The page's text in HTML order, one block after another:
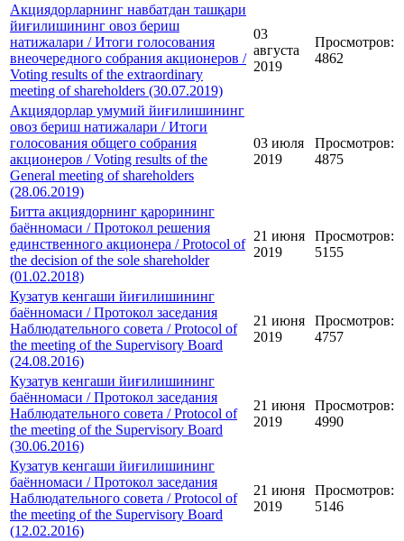
Акциядорларнинг навбатдан ташқари
йиғилишининг овоз бериш
натижалари / Итоги голосования
внеочередного собрания акционеров /
Voting results of the extraordinary
meeting of shareholders (30.07.2019)
03
августа
2019
Просмотров:
4862
Акциядорлар умумий йиғилишининг
овоз бериш натижалари / Итоги
голосования общего собрания
акционеров / Voting results of the
General meeting of shareholders
(28.06.2019)
03 июля
2019
Просмотров:
4875
Битта акциядорнинг қарорининг
баённомаси / Протокол решения
единственного акционера / Protocol of
the decision of the sole shareholder
(01.02.2018)
21 июня
2019
Просмотров:
5155
Кузатув кенгаши йиғилишининг
баённомаси / Протокол заседания
Наблюдательного совета / Protocol of
the meeting of the Supervisory Board
(24.08.2016)
21 июня
2019
Просмотров:
4757
Кузатув кенгаши йиғилишининг
баённомаси / Протокол заседания
Наблюдательного совета / Protocol of
the meeting of the Supervisory Board
(30.06.2016)
21 июня
2019
Просмотров:
4990
Кузатув кенгаши йиғилишининг
баённомаси / Протокол заседания
Наблюдательного совета / Protocol of
the meeting of the Supervisory Board
(12.02.2016)
21 июня
2019
Просмотров:
5146